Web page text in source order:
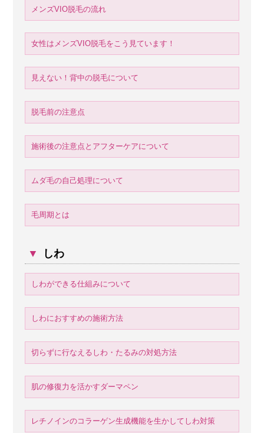
メンズVIO脱毛の流れ
女性はメンズVIO脱毛をこう見ています！
見えない！背中の脱毛について
脱毛前の注意点
施術後の注意点とアフターケアについて
ムダ毛の自己処理について
毛周期とは
▼ しわ
しわができる仕組みについて
しわにおすすめの施術方法
切らずに行なえるしわ・たるみの対処方法
肌の修復力を活かすダーマペン
レチノインのコラーゲン生成機能を生かしてしわ対策